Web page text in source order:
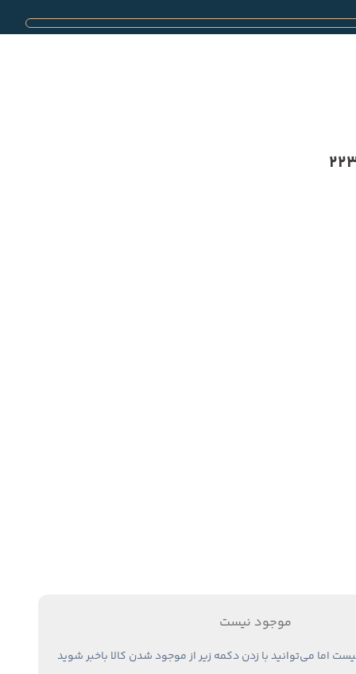
موجود نیست
اما می‌توانید با زدن دکمه زیر از موجود شدن کالا باخبر شوید